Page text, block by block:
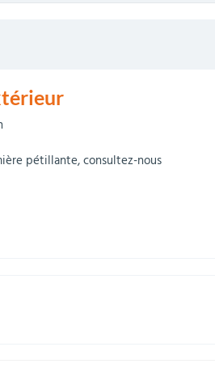
pétillante, consultez-nous